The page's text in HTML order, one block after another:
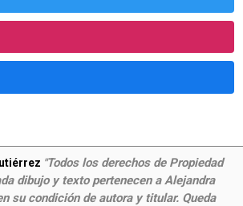
"Todos los derechos de Propiedad
dibujo y texto pertenecen a Alejandra
su condición de autora y titular. Queda